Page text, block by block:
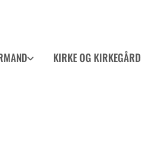
KIRKE OG KIRKEGÅRD